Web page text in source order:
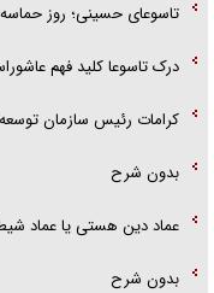
تاسوعای حسینی؛ روز
درک تاسوعا کلید فهم
کرامات رئیس سازمان
بدون شرح
عماد دین هستی یا عماد
بدون شرح